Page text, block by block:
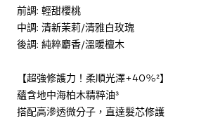
前調: 輕甜櫻桃
中調: 清新茉莉/清雅白玫瑰
後調: 純粹麝香/溫暖檀木
【超強修護力！柔順光澤+40%²】
蘊含地中海柏木精粹油³
搭配高滲透微分子，直達髮芯修護